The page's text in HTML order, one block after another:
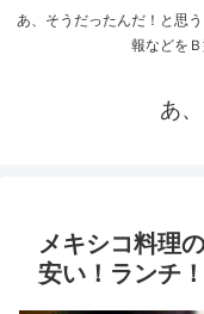
あ、そうだったんだ！と思
報などを
あ
メキシコ料理
安い！ランチ